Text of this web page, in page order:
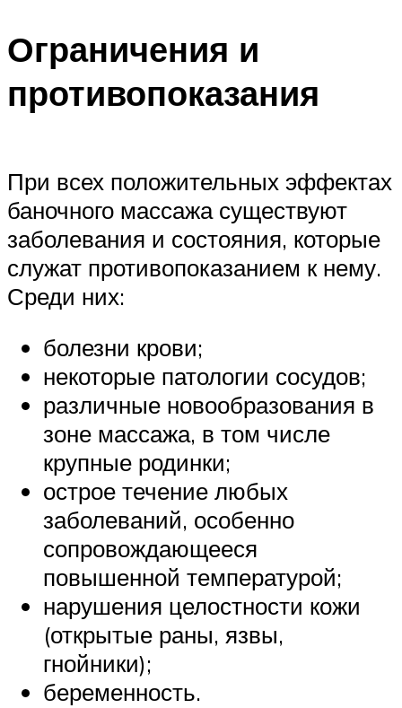
Ограничения и
противопоказания
При всех положительных эффектах
баночного массажа существуют
заболевания и состояния, которые
служат противопоказанием к нему.
Среди них:
болезни крови;
некоторые патологии сосудов;
различные новообразования в
зоне массажа, в том числе
крупные родинки;
острое течение любых
заболеваний, особенно
сопровождающееся
повышенной температурой;
нарушения целостности кожи
(открытые раны, язвы,
гнойники);
беременность.